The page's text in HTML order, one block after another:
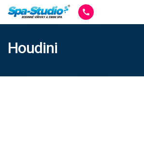
Houdini